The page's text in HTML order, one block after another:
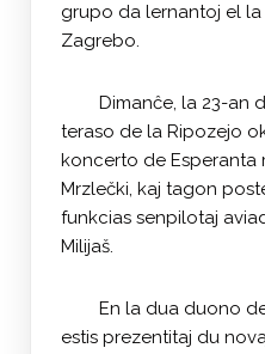
grupo da lernantoj el
Zagrebo.
Dimanĉe, la 23-an
teraso de la Ripozejo
koncerto de Esperanta
Mrzlečki, kaj tagon
funkcias senpilotaj
Milijaš.
En la dua duono
estis prezentitaj du